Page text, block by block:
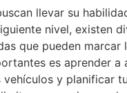
llevar su
nivel, existen
que pueden marcar
es aprender a
vehículos y planificar